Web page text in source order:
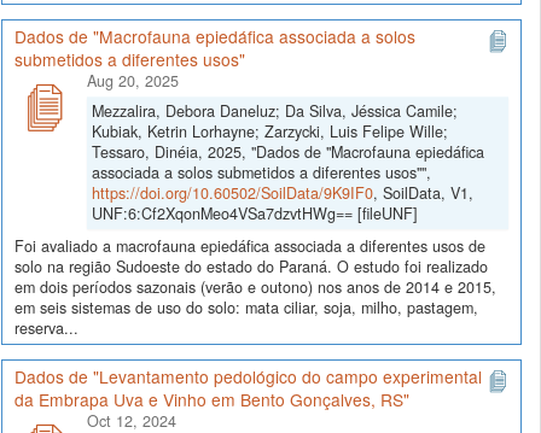
Dados de "Macrofauna epiedáfica associada a solos
submetidos a diferentes usos"
Aug 20, 2025
Mezzalira, Debora Daneluz; Da Silva, Jéssica Camile;
Kubiak, Ketrin Lorhayne; Zarzycki, Luis Felipe Wille;
Tessaro, Dinéia, 2025, "Dados de "Macrofauna epiedáfica
associada a solos submetidos a diferentes usos"",
https://doi.org/10.60502/SoilData/9K9IF0, SoilData, V1,
UNF:6:Cf2XqonMeo4VSa7dzvtHWg== [fileUNF]
Foi avaliado a macrofauna epiedáfica associada a diferentes usos de
solo na região Sudoeste do estado do Paraná. O estudo foi realizado
em dois períodos sazonais (verão e outono) nos anos de 2014 e 2015,
em seis sistemas de uso do solo: mata ciliar, soja, milho, pastagem,
reserva...
Dados de "Levantamento pedológico do campo experimental
da Embrapa Uva e Vinho em Bento Gonçalves, RS"
Oct 12, 2024